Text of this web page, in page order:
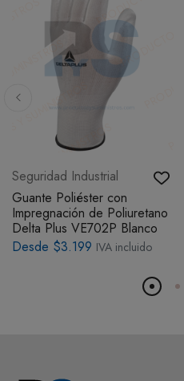
Seguridad Industrial
Guante Poliéster con
Impregnación de Poliuretano
Delta Plus VE702P Blanco
Desde $3.199 IVA incluido